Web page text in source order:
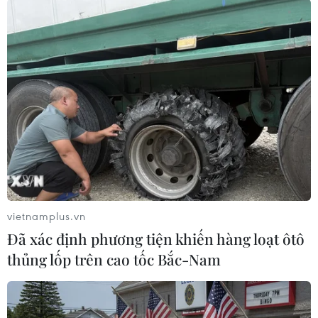
phần trăm lên mức 2,5% nhằm kiềm chế áp lực
lạm phát, đúng như dự báo của phần lớn giới
chuyên gia.
RBNZ cũng phát đi thông điệp cứng rắn khi
khẳng định cơ quan này "nhiều khả năng sẽ
cần tiếp tục cắt giảm các biện pháp nới lỏng
tiền tệ" để kiểm soát đà tăng giá cả. Cùng chung
xu hướng tích cực, đồng AUD cũng nhích nhẹ
0,1% lên 0,6938 USD/AUD.
vietnamplus.vn
Đã xác định phương tiện khiến hàng loạt ôtô
thủng lốp trên cao tốc Bắc-Nam